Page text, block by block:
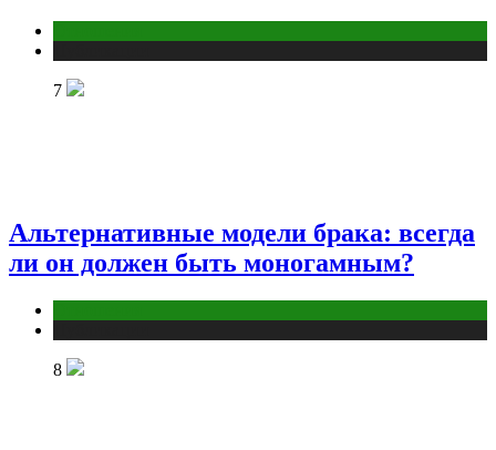
7
Альтернативные модели брака: всегда
ли он должен быть моногамным?
8